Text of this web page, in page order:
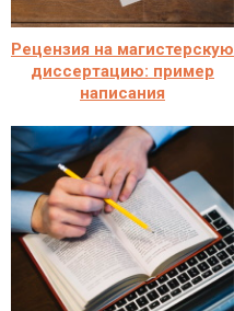
Рецензия на магистерскую
диссертацию: пример
написания